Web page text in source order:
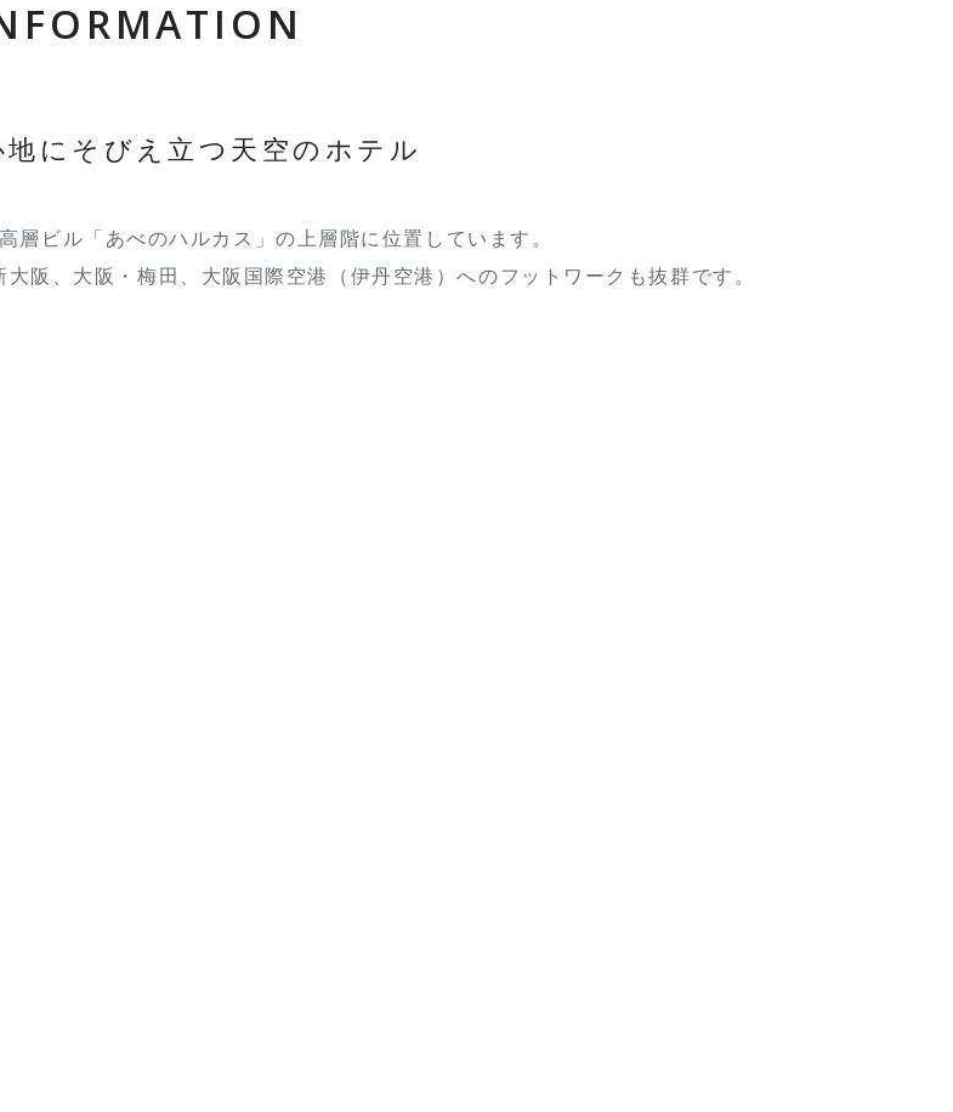
地にそびえ立つ天空のホテル
層ビル「あべのハルカス」の上層階に位置しています。
阪、大阪・梅田、大阪国際空港（伊丹空港）へのフットワークも抜群です。